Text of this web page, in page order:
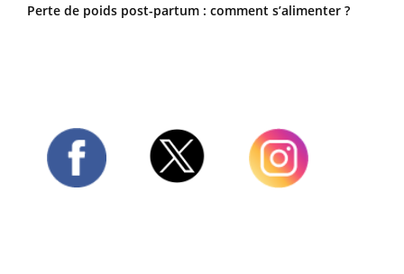
Perte de poids post-partum : comment s’alimenter ?